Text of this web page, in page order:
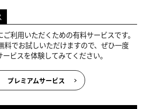
利用いただくための有料サービスです。
料でお試しいただけますので、ぜひ一度
ビスを体験してみてください。
プレミアムサービス